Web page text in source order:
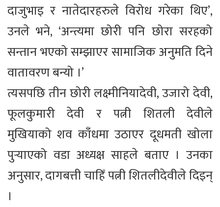
दाजुभाइ र नातेदारहरुले विरोध गरेका थिए’,
उनले भने, ‘अन्त्यमा छोरी पनि छोरा सरहको
सन्तान भएको सम्झाएर सामाजिक अनुमति दिने
वातावरण बन्यो ।’
त्यसपछि तीन छोरी लक्ष्मीनियादेवी, उजारो देवी,
फूलकुमारी देवी र पत्नी शितली देवीले
मुखियाको शव काँधमा उठाएर दूधमती खोला
पुर्‍याएको वडा अध्यक्ष साहले बताए । उनका
अनुसार, दागबत्ती चाहिँ पत्नी शितलीदेवीले दिइन्
।